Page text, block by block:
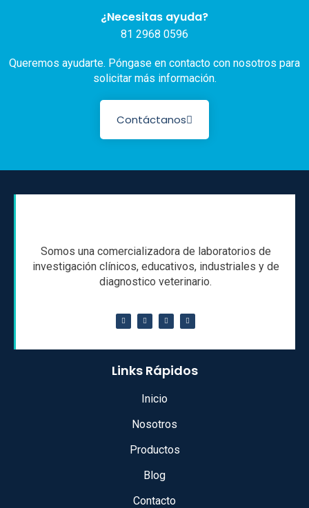
¿Necesitas ayuda?
81 2968 0596
Queremos ayudarte. Póngase en contacto con nosotros para
solicitar más información.
Contáctanos
Somos una comercializadora de laboratorios de
investigación clínicos, educativos, industriales y de
diagnostico veterinario.
Links Rápidos
Inicio
Nosotros
Productos
Blog
Contacto